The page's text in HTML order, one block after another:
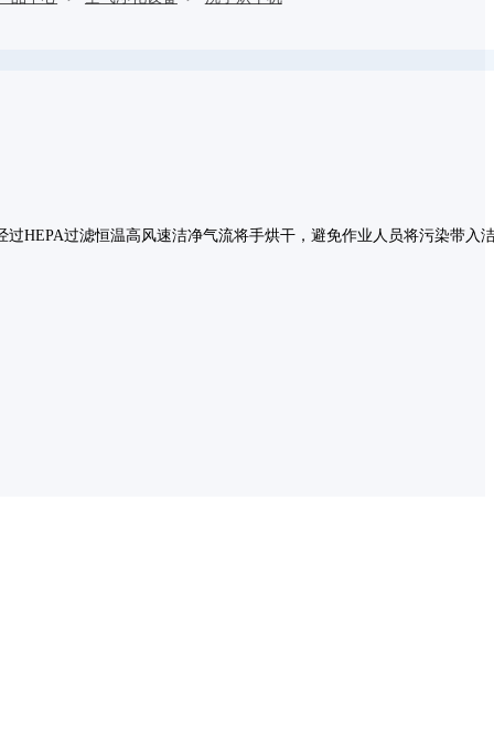
HEPA过滤恒温高风速洁净气流将手烘干，避免作业人员将污染带入